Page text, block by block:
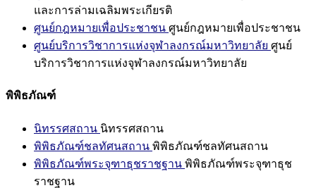
และการล่ามเฉลิมพระเกียรติ
ศูนย์กฎหมายเพื่อประชาชน ศูนย์กฎหมายเพื่อประชาชน
ศูนย์บริการวิชาการแห่งจุฬาลงกรณ์มหาวิทยาลัย ศูนย์
บริการวิชาการแห่งจุฬาลงกรณ์มหาวิทยาลัย
พิพิธภัณฑ์
นิทรรศสถาน นิทรรศสถาน
พิพิธภัณฑ์ชลทัศนสถาน พิพิธภัณฑ์ชลทัศนสถาน
พิพิธภัณฑ์พระจุฑาธุชราชฐาน พิพิธภัณฑ์พระจุฑาธุช
ราชฐาน